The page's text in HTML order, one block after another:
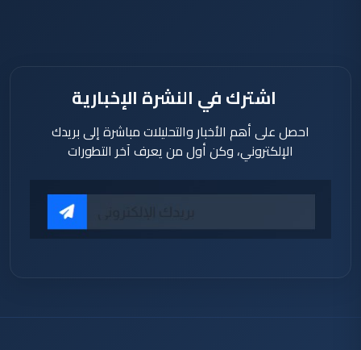
اشترك في النشرة الإخبارية
احصل على أهم الأخبار والتحليلات مباشرة إلى بريدك
الإلكتروني، وكن أول من يعرف آخر التطورات